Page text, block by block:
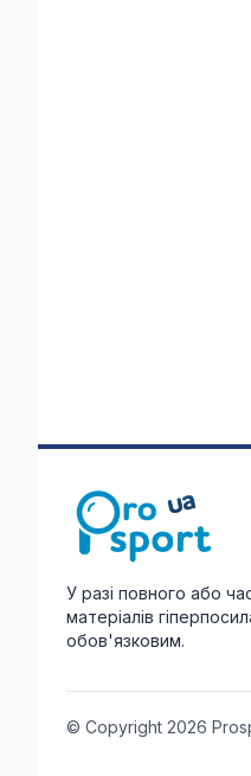
У разі повного або
матеріалів
обов'язковим.
© Copyright 2026